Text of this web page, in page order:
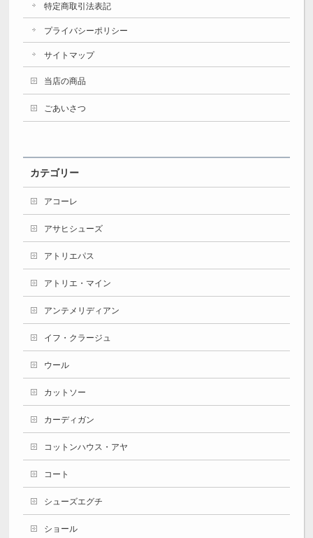
特定商取引法表記
プライバシーポリシー
サイトマップ
当店の商品
ごあいさつ
カテゴリー
アコーレ
アサヒシューズ
アトリエパス
アトリエ・マイン
アンテメリディアン
イフ・クラージュ
ウール
カットソー
カーディガン
コットンハウス・アヤ
コート
シューズエグチ
ショール